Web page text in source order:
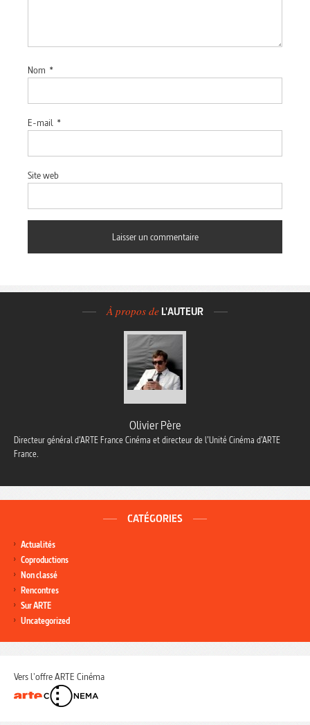
Nom *
E-mail *
Site web
À propos de L'AUTEUR
Olivier Père
Directeur général d’ARTE France Cinéma et directeur de l’Unité Cinéma d’ARTE
France.
CATÉGORIES
Actualités
Coproductions
Non classé
Rencontres
Sur ARTE
Uncategorized
Vers l'offre ARTE Cinéma